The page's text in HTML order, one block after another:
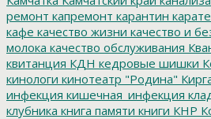
ремонт капремонт карантин карате
кафе качество жизни качество и
молока качество обслуживания
квитанция КДН кедровые шишки
кинологи кинотеатр "Родина"
инфекция кишечная_инфекция
клубника книга памяти книги КНР